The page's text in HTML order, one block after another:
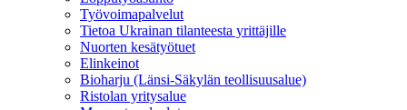
Työvoimapalvelut
Tietoa Ukrainan tilanteesta yrittäjille
Nuorten kesätyötuet
Elinkeinot
Bioharju (Länsi-Säkylän teollisuusalue)
Ristolan yritysalue